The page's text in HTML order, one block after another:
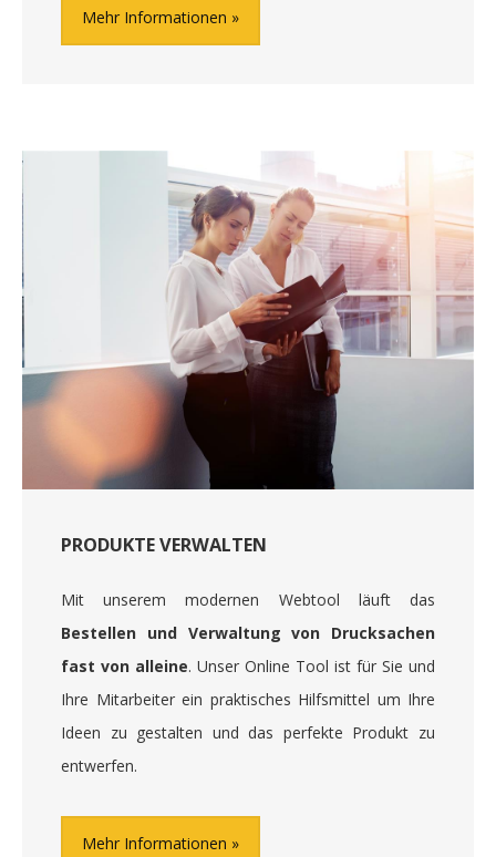
Mehr Informationen
PRODUKTE VERWALTEN
Mit unserem modernen Webtool läuft das
Bestellen und Verwaltung von Drucksachen
fast von alleine. Unser Online Tool ist für Sie und
Ihre Mitarbeiter ein praktisches Hilfsmittel um Ihre
Ideen zu gestalten und das perfekte Produkt zu
entwerfen.
Mehr Informationen